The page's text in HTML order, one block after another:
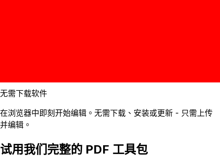
无需下载软件
在浏览器中即刻开始编辑。无需下载、安装或更新 - 只需上传
并编辑。
试用我们完整的 PDF 工具包